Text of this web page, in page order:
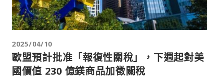
2025/04/10
歐盟預計批准「報復性關稅」，下週起對美
國價值 230 億鎂商品加徵關稅